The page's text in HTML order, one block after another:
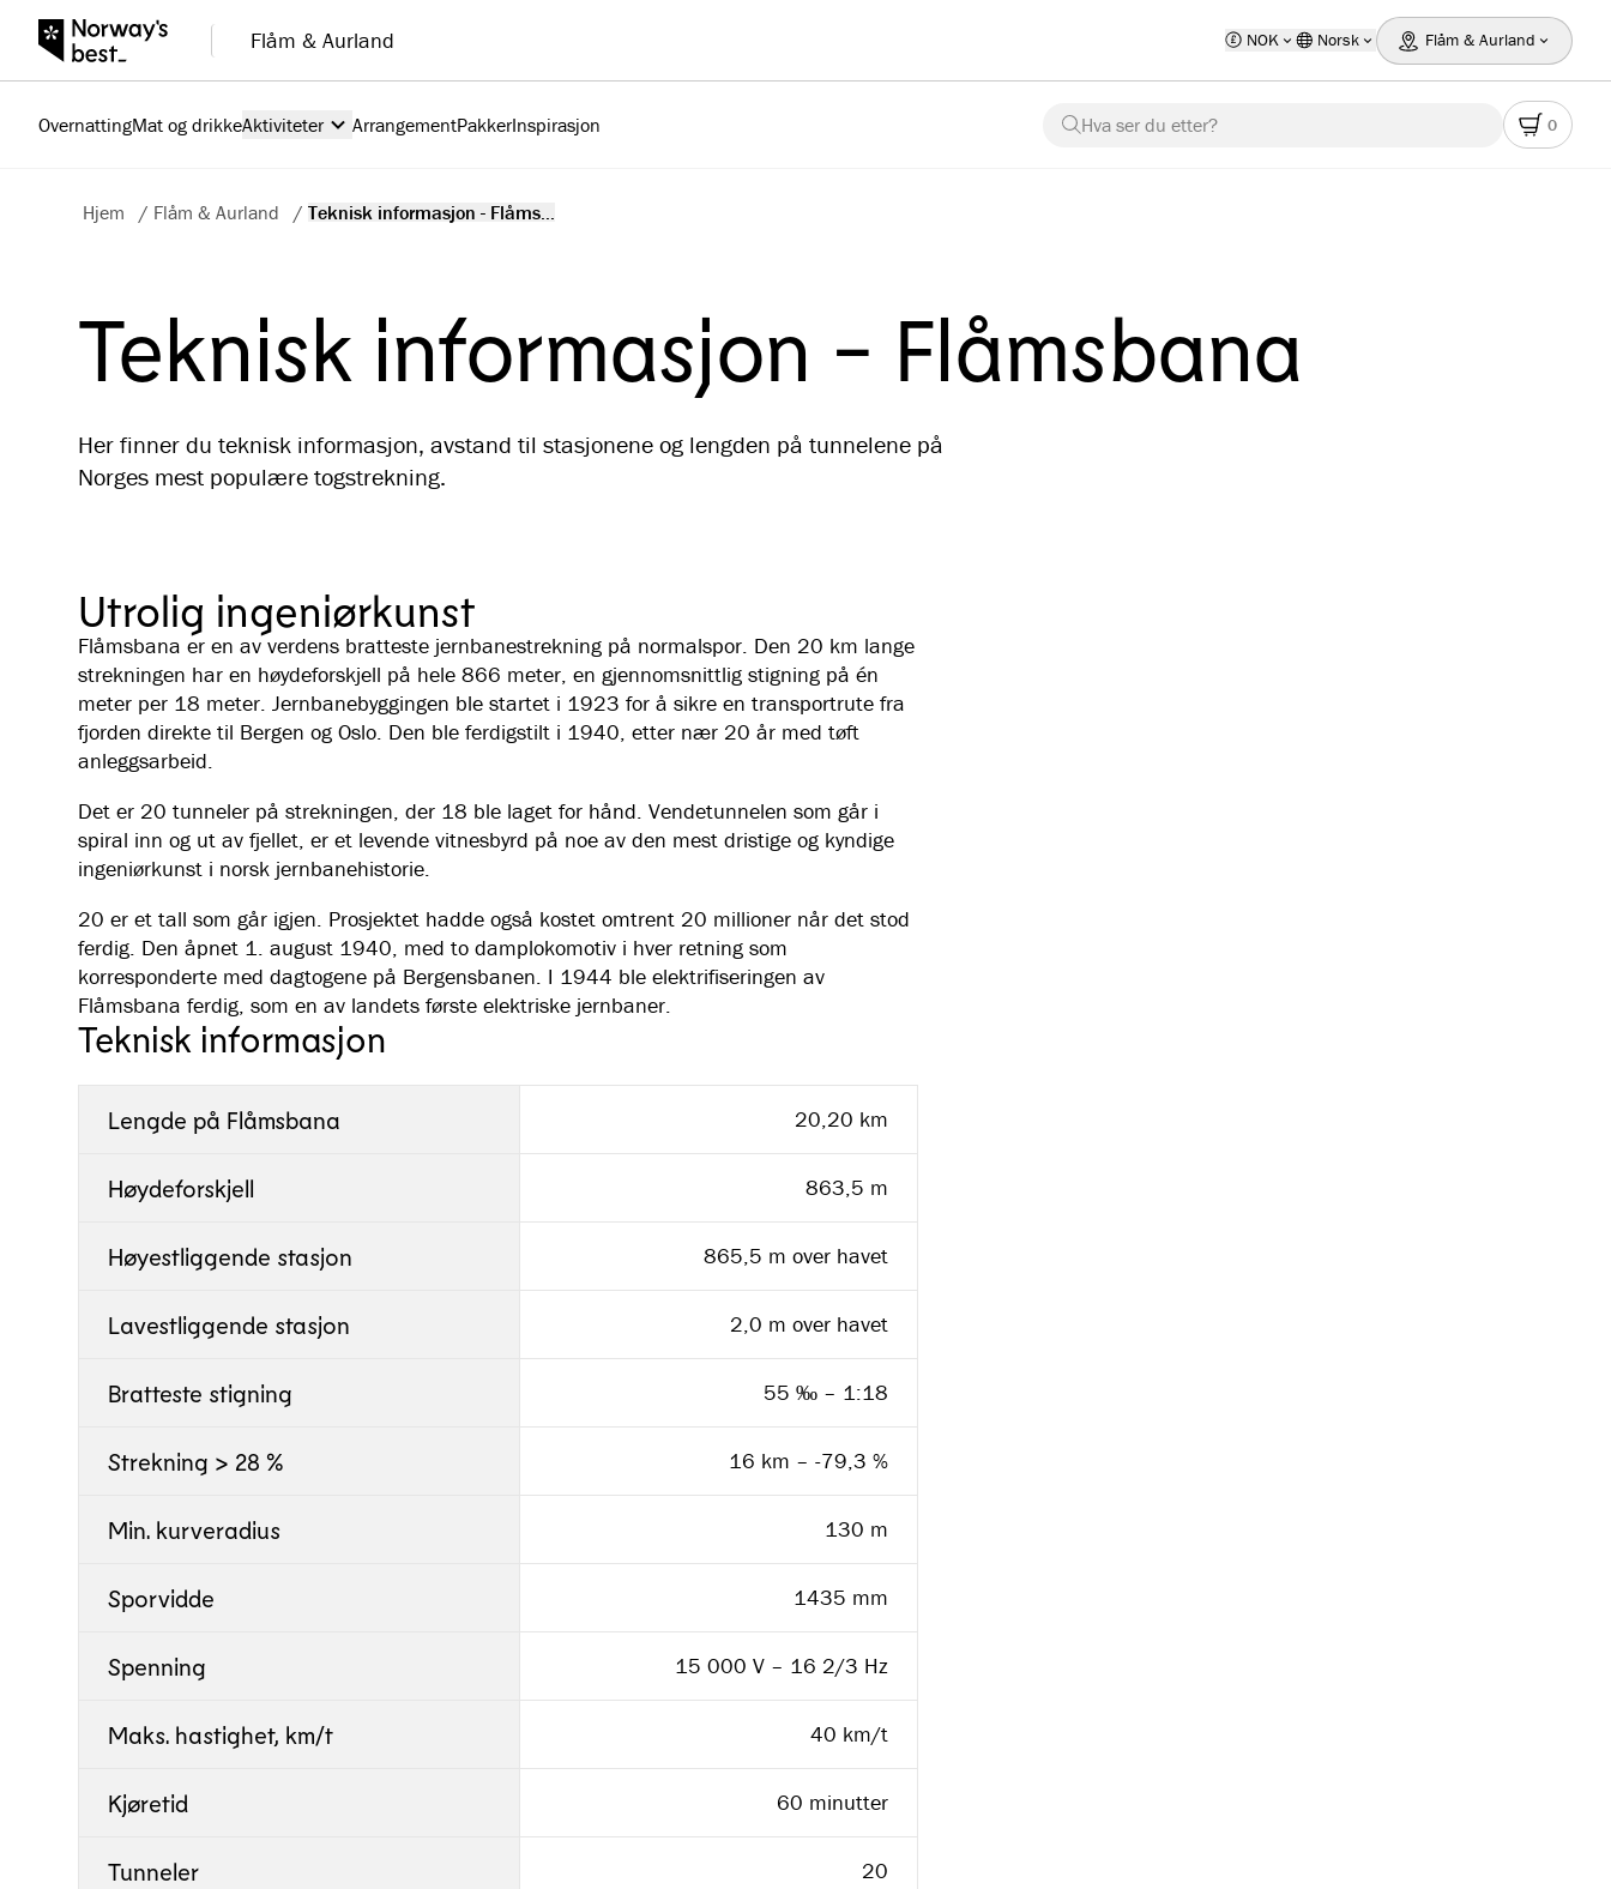
Flåm & Aurland NOK Norsk Flåm & Aurland
OvernattingMat og drikkeAktiviteter ArrangementPakkerInspirasjon Hva ser du etter? 0
Hjem / Flåm & Aurland / Teknisk informasjon - Flåms...
Teknisk informasjon - Flåmsbana
Her finner du teknisk informasjon, avstand til stasjonene og lengden på tunnelene på
Norges mest populære togstrekning.
Utrolig ingeniørkunst
Flåmsbana er en av verdens bratteste jernbanestrekning på normalspor. Den 20 km lange
strekningen har en høydeforskjell på hele 866 meter, en gjennomsnittlig stigning på én
meter per 18 meter. Jernbanebyggingen ble startet i 1923 for å sikre en transportrute fra
fjorden direkte til Bergen og Oslo. Den ble ferdigstilt i 1940, etter nær 20 år med tøft
anleggsarbeid.
Det er 20 tunneler på strekningen, der 18 ble laget for hånd. Vendetunnelen som går i
spiral inn og ut av fjellet, er et levende vitnesbyrd på noe av den mest dristige og kyndige
ingeniørkunst i norsk jernbanehistorie.
20 er et tall som går igjen. Prosjektet hadde også kostet omtrent 20 millioner når det stod
ferdig. Den åpnet 1. august 1940, med to damplokomotiv i hver retning som
korresponderte med dagtogene på Bergensbanen. I 1944 ble elektrifiseringen av
Flåmsbana ferdig, som en av landets første elektriske jernbaner.
Teknisk informasjon
Lengde på Flåmsbana 20,20 km
Høydeforskjell 863,5 m
Høyestliggende stasjon 865,5 m over havet
Lavestliggende stasjon 2,0 m over havet
Bratteste stigning 55 ‰ – 1:18
Strekning > 28 % 16 km – -79,3 %
Min. kurveradius 130 m
Sporvidde 1435 mm
Spenning 15 000 V – 16 2/3 Hz
Maks. hastighet, km/t 40 km/t
Kjøretid 60 minutter
Tunneler 20